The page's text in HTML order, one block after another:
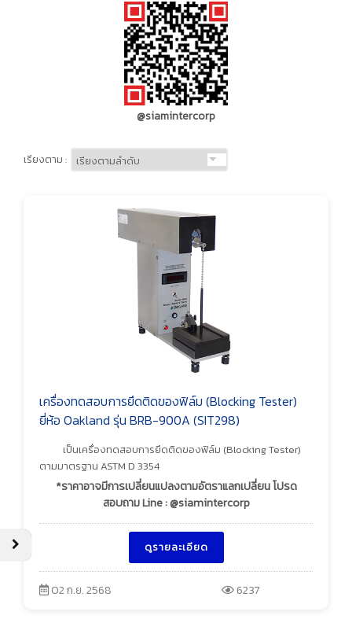
@siamintercorp
เรียงตาม :
เครื่องทดสอบการยึดติดของฟิล์ม (Blocking Tester)
ยี่ห้อ Oakland รุ่น BRB-900A (SIT298)
เป็นเครื่องทดสอบการยึดติดของฟิล์ม (Blocking Tester)
ตามมาตรฐาน ASTM D 3354
*ราคาอาจมีการเปลี่ยนแปลงตามอัตราแลกเปลี่ยน โปรด
สอบถาม Line : @siamintercorp
ดูรายละเอียด
02 ก.ย. 2568 6237